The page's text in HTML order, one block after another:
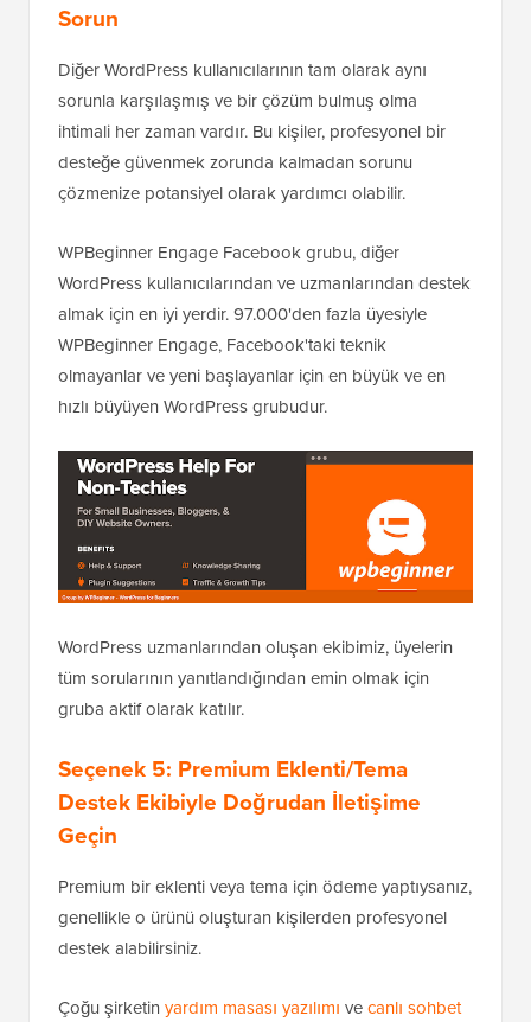
Sorun
Diğer WordPress kullanıcılarının tam olarak aynı
sorunla karşılaşmış ve bir çözüm bulmuş olma
ihtimali her zaman vardır. Bu kişiler, profesyonel bir
desteğe güvenmek zorunda kalmadan sorunu
çözmenize potansiyel olarak yardımcı olabilir.
WPBeginner Engage Facebook grubu, diğer
WordPress kullanıcılarından ve uzmanlarından destek
almak için en iyi yerdir. 97.000'den fazla üyesiyle
WPBeginner Engage, Facebook'taki teknik
olmayanlar ve yeni başlayanlar için en büyük ve en
hızlı büyüyen WordPress grubudur.
WordPress uzmanlarından oluşan ekibimiz, üyelerin
tüm sorularının yanıtlandığından emin olmak için
gruba aktif olarak katılır.
Seçenek 5: Premium Eklenti/Tema
Destek Ekibiyle Doğrudan İletişime
Geçin
Premium bir eklenti veya tema için ödeme yaptıysanız,
genellikle o ürünü oluşturan kişilerden profesyonel
destek alabilirsiniz.
Çoğu şirketin yardım masası yazılımı vecanlı sohbet